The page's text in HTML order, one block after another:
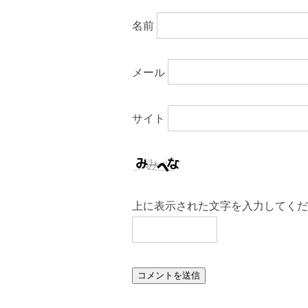
名前
メール
サイト
上に表示された文字を入力してく